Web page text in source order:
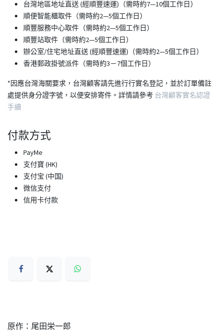
台灣地區地址直送 (經順豐速運)（需時約7—10個工作日）
順便智能櫃取件（需時約2—5個工作日）
順豐服務中心取件（需時約2—5個工作日）
順豐站取件（需時約2—5個工作日）
​辦公室/住宅地址直送 (經順豐速運)（需時約2—5個工作日）
香港郵政掛號派件（需時約3－7個工作日）
*因應台灣海關要求，台灣顧客請先進行行實名登記，並於訂單備註
處提供身分證字號，以便安排寄件。詳情請參考 台灣顧客實名認證
手續
付款方式
PayMe
支付寶 (HK)
支付宝 (中国)
微信支付
信用卡付款
原作：尾田栄一郎